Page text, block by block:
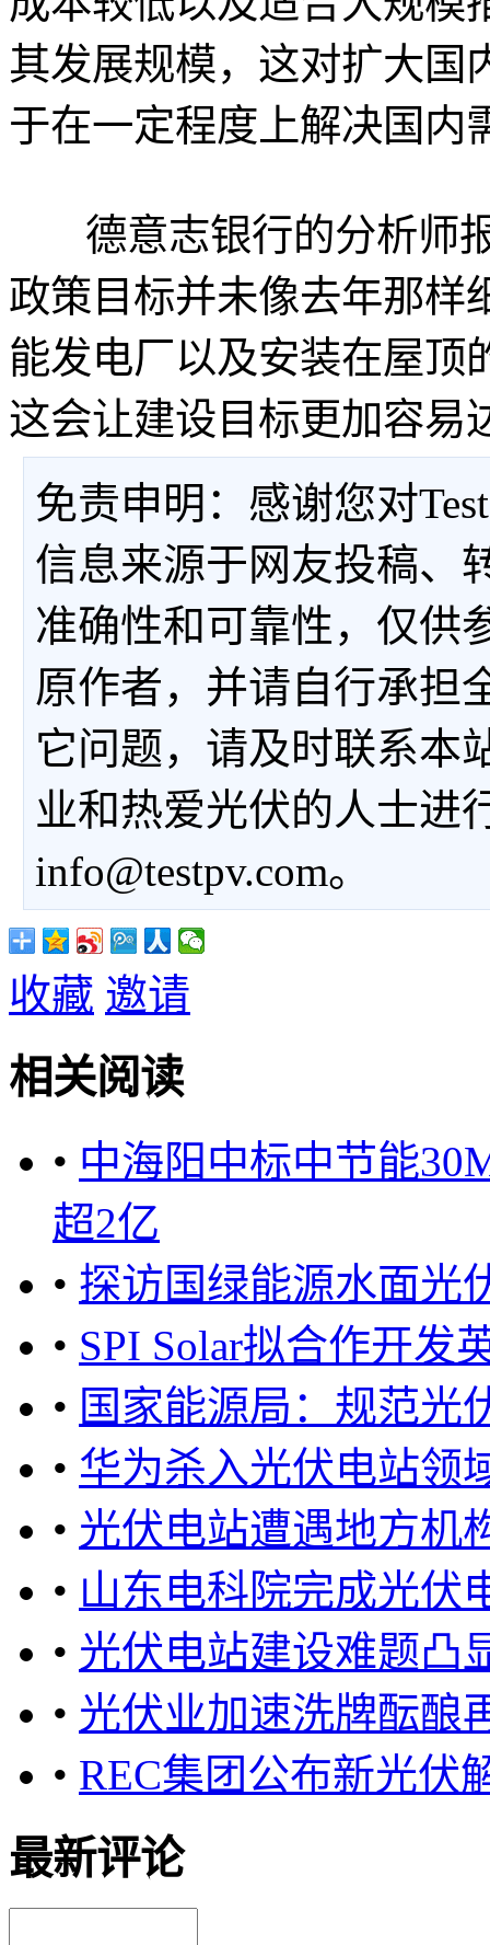
其发展规模，这对扩大国
于在一定程度上解决国内
德意志银行的分析师报
政策目标并未像去年那样
能发电厂以及安装在屋顶
这会让建设目标更加容易
免责申明：感谢您对
信息来源于网友投稿、
准确性和可靠性，仅供
原作者，并请自行承担
它问题，请及时联系本
业和热爱光伏的人士进
info@testpv.com。
收藏 邀请
相关阅读
• 中海阳中标中节能
超2亿
• 探访国绿能源水面光
• SPI Solar拟合作开发
• 国家能源局：规范光
• 华为杀入光伏电站领
• 光伏电站遭遇地方机
• 山东电科院完成光伏
• 光伏电站建设难题凸
• 光伏业加速洗牌酝酿
• REC集团公布新光伏
最新评论